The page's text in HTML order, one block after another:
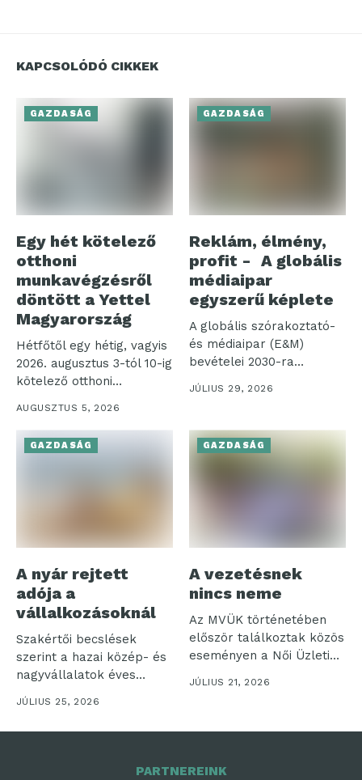
KAPCSOLÓDÓ CIKKEK
GAZDASÁG
Egy hét kötelező
otthoni
munkavégzésről
döntött a Yettel
Magyarország
Hétfőtől egy hétig, vagyis
2026. augusztus 3-tól 10-ig
kötelező otthoni
AUGUSZTUS 5, 2026
GAZDASÁG
Reklám, élmény,
profit - A globális
médiaipar
egyszerű képlete
A globális szórakoztató-
és médiaipar (E&M)
bevételei 2030-ra
elérhetik a 4,2 ezer...
JÚLIUS 29, 2026
GAZDASÁG
A nyár rejtett
adója a
vállalkozásoknál
Szakértői becslések
szerint a hazai közép- és
nagyvállalatok éves
nyereségének akár
JÚLIUS 25, 2026
GAZDASÁG
A vezetésnek
nincs neme
Az MVÜK történetében
először találkoztak közös
eseményen a Női Üzleti
Klub és...
JÚLIUS 21, 2026
PARTNEREINK